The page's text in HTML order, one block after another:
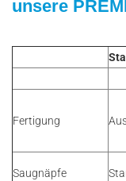
unsere
Fertigung
Saugnäpfe